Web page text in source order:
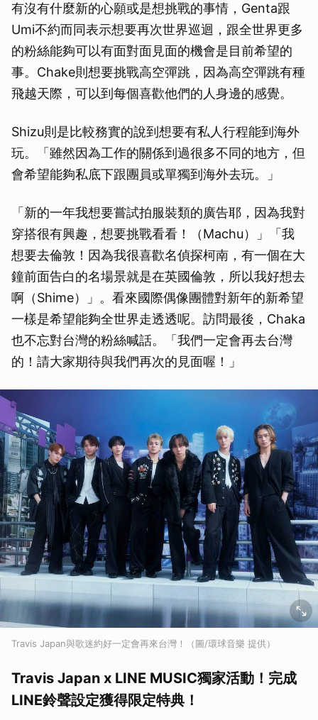
有沒有什麼新的心願或是想挑戰的事情，Genta跟
Umi不約而同表示想要再次世界巡迴，跟全世界更多
的粉絲能夠可以有面對面見面的機會是目前希望的
事。Chake則想要挑戰高空彈跳，因為高空彈跳有種
飛越天際，可以到每個喜歡他們的人身邊的感覺。
Shizu則是比較務實的說到想要有私人行程能到海外
玩。「雖然因為工作的關係到過很多不同的地方，但
會希望能夠私底下跟團員或單獨到海外去玩。」
「新的一年我想要嘗試拍服裝類的廣告耶，因為我對
穿搭很有興趣，想要挑戰看看！（Machu）」「我
想要去倫敦！因為我很喜歡名偵探柯南，有一個在大
鐘前面告白的名場景就是在英國倫敦，所以我好想去
啊（Shime）」。看來國際偶像團體對新年的新希望
一樣是希望能夠全世界走透透呢。訪問最後，Chaka
也不忘對台灣的粉絲喊話。「我們一定會再去台灣
的！請大家期待與我們再次的見面喔！」
Travis Japan與歌迷約好一定會再來台灣！（圖/環球音樂 提供）
Travis Japan x LINE MUSIC獨家活動！完成
LINE鈴聲設定獲得限定特典！